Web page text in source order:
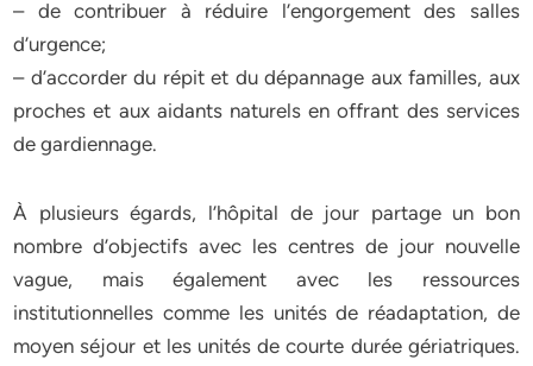
– de contribuer à réduire l’engorgement des salles
d’urgence;
– d’accorder du répit et du dépannage aux familles, aux
proches et aux aidants naturels en offrant des services
de gardiennage.
À plusieurs égards, l’hôpital de jour partage un bon
nombre d’objectifs avec les centres de jour nouvelle
vague, mais également avec les ressources
institutionnelles comme les unités de réadaptation, de
moyen séjour et les unités de courte durée gériatriques.